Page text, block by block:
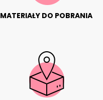
MATERIAŁY DO POBRANIA